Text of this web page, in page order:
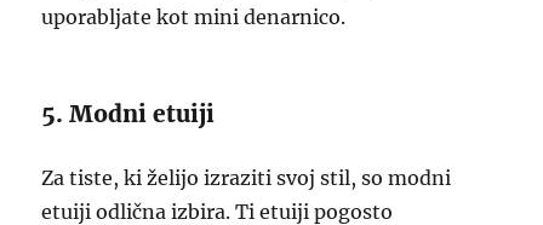
uporabljate kot mini denarnico.
5. Modni etuiji
Za tiste, ki želijo izraziti svoj stil, so modni
etuiji odlična izbira. Ti etuiji pogosto